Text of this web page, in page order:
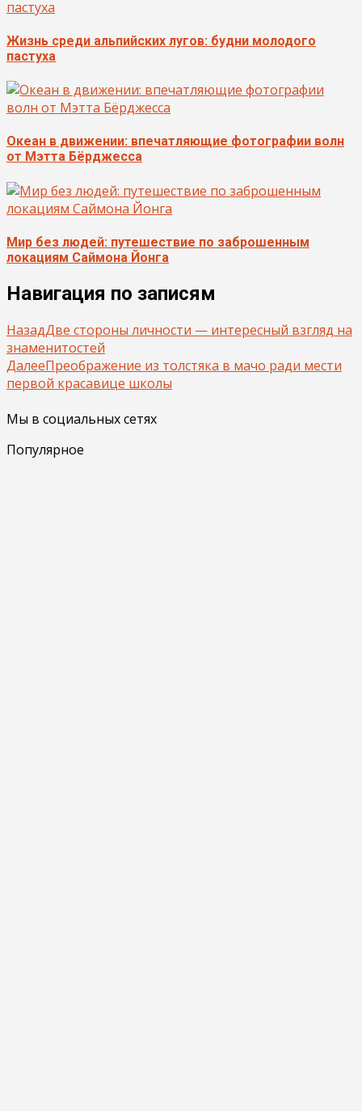
Жизнь среди альпийских лугов: будни молодого
пастуха
Океан в движении: впечатляющие фотографии волн
от Мэтта Бёрджесса
Мир без людей: путешествие по заброшенным
локациям Саймона Йонга
Навигация по записям
НазадДве стороны личности — интересный взгляд на
знаменитостей
ДалееПреображение из толстяка в мачо ради мести
первой красавице школы
Мы в социальных сетях
Популярное